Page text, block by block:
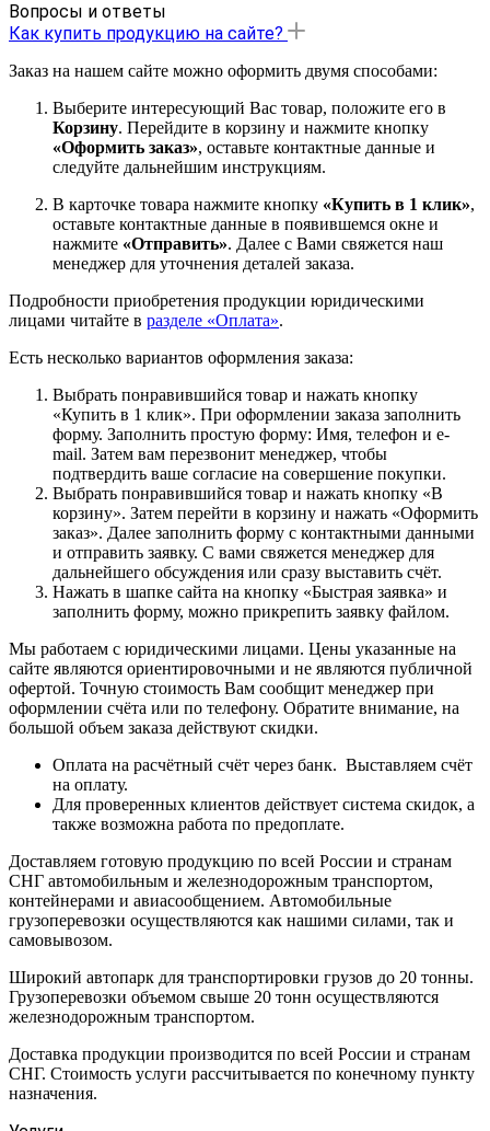
Вопросы и ответы
Как купить продукцию на сайте?
Заказ на нашем сайте можно оформить двумя способами:
Выберите интересующий Вас товар, положите его в
Корзину. Перейдите в корзину и нажмите кнопку
«Оформить заказ», оставьте контактные данные и
следуйте дальнейшим инструкциям.
В карточке товара нажмите кнопку «Купить в 1 клик»,
оставьте контактные данные в появившемся окне и
нажмите «Отправить». Далее с Вами свяжется наш
менеджер для уточнения деталей заказа.
Подробности приобретения продукции юридическими
лицами читайте в разделе «Оплата».
Есть несколько вариантов оформления заказа:
Выбрать понравившийся товар и нажать кнопку
«Купить в 1 клик». При оформлении заказа заполнить
форму. Заполнить простую форму: Имя, телефон и e-
mail. Затем вам перезвонит менеджер, чтобы
подтвердить ваше согласие на совершение покупки.
Выбрать понравившийся товар и нажать кнопку «В
корзину». Затем перейти в корзину и нажать «Оформить
заказ». Далее заполнить форму с контактными данными
и отправить заявку. С вами свяжется менеджер для
дальнейшего обсуждения или сразу выставить счёт.
Нажать в шапке сайта на кнопку «Быстрая заявка» и
заполнить форму, можно прикрепить заявку файлом.
Мы работаем с юридическими лицами. Цены указанные на
сайте являются ориентировочными и не являются публичной
офертой. Точную стоимость Вам сообщит менеджер при
оформлении счёта или по телефону. Обратите внимание, на
большой объем заказа действуют скидки.
Оплата на расчётный счёт через банк. Выставляем счёт
на оплату.
Для проверенных клиентов действует система скидок, а
также возможна работа по предоплате.
Доставляем готовую продукцию по всей России и странам
СНГ автомобильным и железнодорожным транспортом,
контейнерами и авиасообщением. Автомобильные
грузоперевозки осуществляются как нашими силами, так и
самовывозом.
Широкий автопарк для транспортировки грузов до 20 тонны.
Грузоперевозки объемом свыше 20 тонн осуществляются
железнодорожным транспортом.
Доставка продукции производится по всей России и странам
СНГ. Стоимость услуги рассчитывается по конечному пункту
назначения.